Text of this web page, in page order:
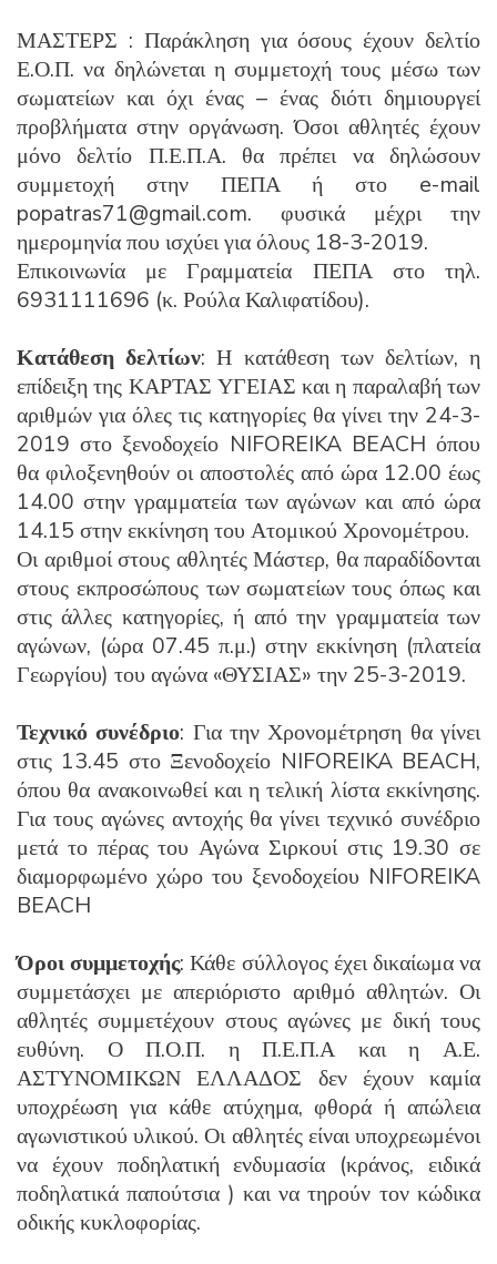
ΜΑΣΤΕΡΣ : Παράκληση για όσους έχουν δελτίο
Ε.Ο.Π. να δηλώνεται η συμμετοχή τους μέσω των
σωματείων και όχι ένας – ένας διότι δημιουργεί
προβλήματα στην οργάνωση. Όσοι αθλητές έχουν
μόνο δελτίο Π.Ε.Π.Α. θα πρέπει να δηλώσουν
συμμετοχή στην ΠΕΠΑ ή στο e-mail
popatras71@gmail.com. φυσικά μέχρι την
ημερομηνία που ισχύει για όλους 18-3-2019.
Επικοινωνία με Γραμματεία ΠΕΠΑ στο τηλ.
6931111696 (κ. Ρούλα Καλιφατίδου).
Κατάθεση δελτίων: Η κατάθεση των δελτίων, η
επίδειξη της ΚΑΡΤΑΣ ΥΓΕΙΑΣ και η παραλαβή των
αριθμών για όλες τις κατηγορίες θα γίνει την 24-3-
2019 στο ξενοδοχείο NIFOREIKA BEACH όπου
θα φιλοξενηθούν οι αποστολές από ώρα 12.00 έως
14.00 στην γραμματεία των αγώνων και από ώρα
14.15 στην εκκίνηση του Ατομικού Χρονομέτρου.
Οι αριθμοί στους αθλητές Μάστερ, θα παραδίδονται
στους εκπροσώπους των σωματείων τους όπως και
στις άλλες κατηγορίες, ή από την γραμματεία των
αγώνων, (ώρα 07.45 π.μ.) στην εκκίνηση (πλατεία
Γεωργίου) του αγώνα «ΘΥΣΙΑΣ» την 25-3-2019.
Τεχνικό συνέδριο: Για την Χρονομέτρηση θα γίνει
στις 13.45 στο Ξενοδοχείο NIFOREIKA BEACH,
όπου θα ανακοινωθεί και η τελική λίστα εκκίνησης.
Για τους αγώνες αντοχής θα γίνει τεχνικό συνέδριο
μετά το πέρας του Αγώνα Σιρκουί στις 19.30 σε
διαμορφωμένο χώρο του ξενοδοχείου NIFOREIKA
BEACH
Όροι συμμετοχής: Κάθε σύλλογος έχει δικαίωμα να
συμμετάσχει με απεριόριστο αριθμό αθλητών. Οι
αθλητές συμμετέχουν στους αγώνες με δική τους
ευθύνη. Ο Π.Ο.Π. η Π.Ε.Π.Α και η Α.Ε.
ΑΣΤΥΝΟΜΙΚΩΝ ΕΛΛΑΔΟΣ δεν έχουν καμία
υποχρέωση για κάθε ατύχημα, φθορά ή απώλεια
αγωνιστικού υλικού. Οι αθλητές είναι υποχρεωμένοι
να έχουν ποδηλατική ενδυμασία (κράνος, ειδικά
ποδηλατικά παπούτσια ) και να τηρούν τον κώδικα
οδικής κυκλοφορίας.